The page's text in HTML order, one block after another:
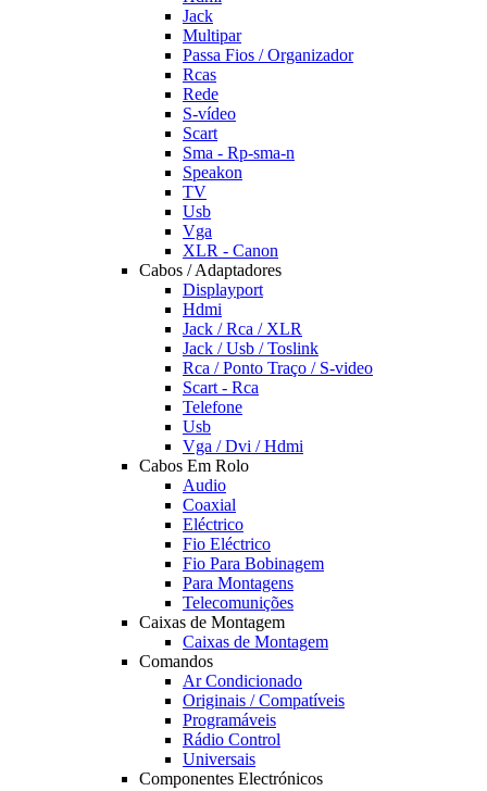
Jack
Multipar
Passa Fios / Organizador
Rcas
Rede
S-vídeo
Scart
Sma - Rp-sma-n
Speakon
TV
Usb
Vga
XLR - Canon
Cabos / Adaptadores
Displayport
Hdmi
Jack / Rca / XLR
Jack / Usb / Toslink
Rca / Ponto Traço / S-video
Scart - Rca
Telefone
Usb
Vga / Dvi / Hdmi
Cabos Em Rolo
Audio
Coaxial
Eléctrico
Fio Eléctrico
Fio Para Bobinagem
Para Montagens
Telecomunições
Caixas de Montagem
Caixas de Montagem
Comandos
Ar Condicionado
Originais / Compatíveis
Programáveis
Rádio Control
Universais
Componentes Electrónicos